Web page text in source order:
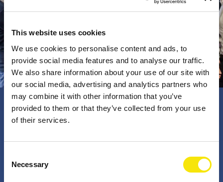
This website uses cookies
We use cookies to personalise content and ads, to
provide social media features and to analyse our traffic.
We also share information about your use of our site with
our social media, advertising and analytics partners who
may combine it with other information that you’ve
provided to them or that they’ve collected from your use
of their services.
Selection
Necessary
PNO Innovation
impatto concreto. Insieme a te, i nostri professionisti